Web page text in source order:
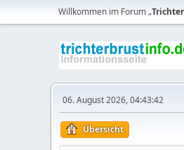
Willkommen im Forum „
06. August 2026, 04:43:42
Übersicht